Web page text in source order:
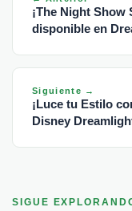
¡The Night Show
disponible en
Siguiente →
¡Luce tu Estilo
Disney
SIGUE